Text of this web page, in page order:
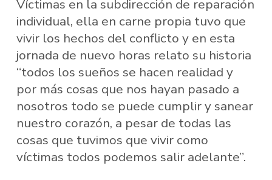
Víctimas en la subdirección de reparación
individual, ella en carne propia tuvo que
vivir los hechos del conflicto y en esta
jornada de nuevo horas relato su historia
“todos los sueños se hacen realidad y
por más cosas que nos hayan pasado a
nosotros todo se puede cumplir y sanear
nuestro corazón, a pesar de todas las
cosas que tuvimos que vivir como
víctimas todos podemos salir adelante”.